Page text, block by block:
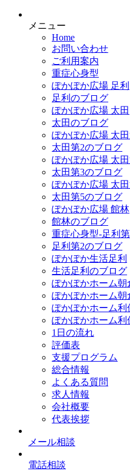
メニュー
Home
お問い合わせ
ご利用案内
重症心身型
ぽかぽか広場 足利
足利のブログ
ぽかぽか広場 太田
太田のブログ
ぽかぽか広場 太
太田第2のブログ
ぽかぽか広場 太
太田第3のブログ
ぽかぽか広場 太
太田第5のブログ
ぽかぽか広場 館林
館林のブログ
重症心身型-足利
足利第2のブログ
ぽかぽか生活足利
生活足利のブログ
ぽかぽかホーム朝
ぽかぽかホーム朝
ぽかぽかホーム利
ぽかぽかホーム利
1日の流れ
評価表
支援プログラム
総合情報
よくある質問
求人情報
会社概要
代表挨拶
メール相談
電話相談